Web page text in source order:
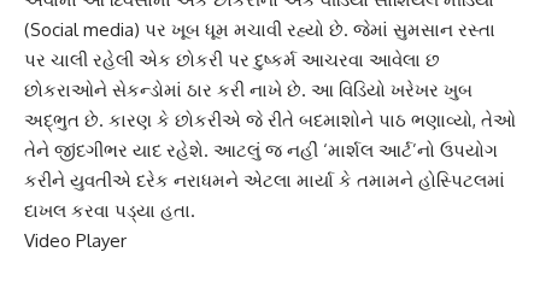
(Social media) પર ખૂબ ધૂમ મચાવી રહ્યો છે. જેમાં સુમસાન રસ્તા
પર ચાલી રહેલી એક છોકરી પર દુષ્કર્મ આચરવા આવેલા છ
છોકરાઓને સેકન્ડોમાં ઠાર કરી નાખે છે. આ વિડિયો ખરેખર ખુબ
અદ્ભુત છે. કારણ કે છોકરીએ જે રીતે બદમાશોને પાઠ ભણાવ્યો, તેઓ
તેને જીંદગીભર યાદ રહેશે. આટલું જ નહીં ‘માર્શલ આર્ટ’નો ઉપયોગ
કરીને યુવતીએ દરેક નરાધમને એટલા માર્યા કે તમામને હોસ્પિટલમાં
દાખલ કરવા પડ્યા હતા.
Video Player